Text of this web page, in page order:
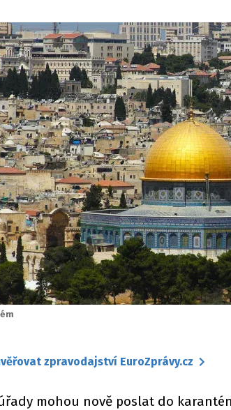
zpravodajství EuroZprávy.cz
mohou nově poslat do